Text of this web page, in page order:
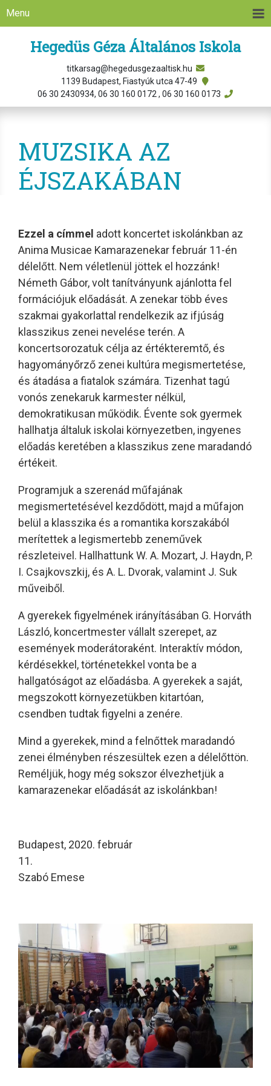
Menu
Hegedüs Géza Általános Iskola
titkarsag@hegedusgezaaltisk.hu
1139 Budapest, Fiastyúk utca 47-49
06 30 2430934, 06 30 160 0172 , 06 30 160 0173
MUZSIKA AZ
ÉJSZAKÁBAN
Ezzel a címmel adott koncertet iskolánkban az
Anima Musicae Kamarazenekar február 11-én
délelőtt. Nem véletlenül jöttek el hozzánk!
Németh Gábor, volt tanítványunk ajánlotta fel
formációjuk előadását. A zenekar több éves
szakmai gyakorlattal rendelkezik az ifjúság
klasszikus zenei nevelése terén. A
koncertsorozatuk célja az értékteremtő, és
hagyományőrző zenei kultúra megismertetése,
és átadása a fiatalok számára. Tizenhat tagú
vonós zenekaruk karmester nélkül,
demokratikusan működik. Évente sok gyermek
hallhatja általuk iskolai környezetben, ingyenes
előadás keretében a klasszikus zene maradandó
értékeit.
Programjuk a szerenád műfajának
megismertetésével kezdődött, majd a műfajon
belül a klasszika és a romantika korszakából
merítettek a legismertebb zeneművek
részleteivel. Hallhattunk W. A. Mozart, J. Haydn, P.
I. Csajkovszkij, és A. L. Dvorak, valamint J. Suk
műveiből.
A gyerekek figyelmének irányításában G. Horváth
László, koncertmester vállalt szerepet, az
események moderátoraként. Interaktív módon,
kérdésekkel, történetekkel vonta be a
hallgatóságot az előadásba. A gyerekek a saját,
megszokott környezetükben kitartóan,
csendben tudtak figyelni a zenére.
Mind a gyerekek, mind a felnőttek maradandó
zenei élményben részesültek ezen a délelőttön.
Reméljük, hogy még sokszor élvezhetjük a
kamarazenekar előadását az iskolánkban!
Budapest, 2020. február
11.
Szabó Emese